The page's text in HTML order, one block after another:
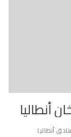
أنطاليا
أنطاليا